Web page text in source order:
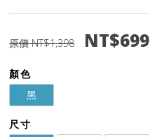
原價 NT$1,398 NT$699
顏色
黑
尺寸